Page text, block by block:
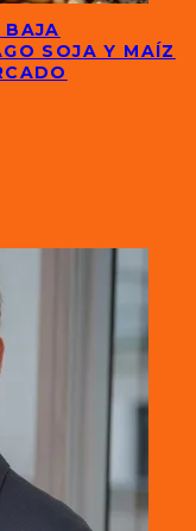
BAJA
SOJA Y MAÍZ